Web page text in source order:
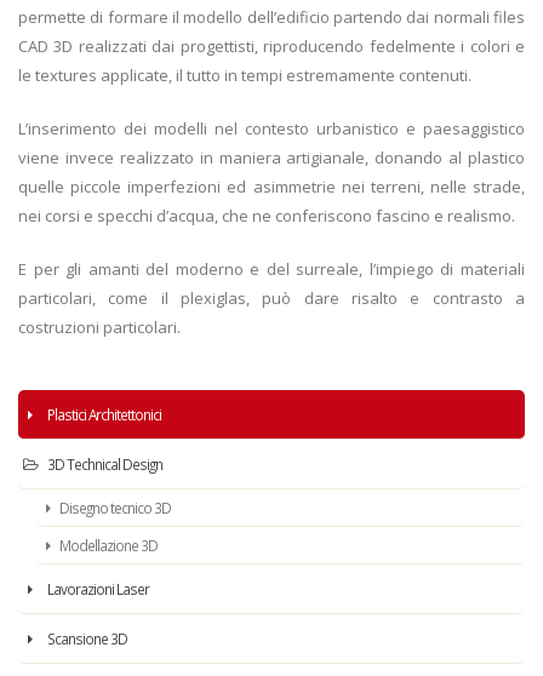
permette di formare il modello dell’edificio partendo dai normali files
CAD 3D realizzati dai progettisti, riproducendo fedelmente i colori e
le textures applicate, il tutto in tempi estremamente contenuti.
L’inserimento dei modelli nel contesto urbanistico e paesaggistico
viene invece realizzato in maniera artigianale, donando al plastico
quelle piccole imperfezioni ed asimmetrie nei terreni, nelle strade,
nei corsi e specchi d’acqua, che ne conferiscono fascino e realismo.
E per gli amanti del moderno e del surreale, l’impiego di materiali
particolari, come il plexiglas, può dare risalto e contrasto a
costruzioni particolari.
Plastici Architettonici
3D Technical Design
Disegno tecnico 3D
Modellazione 3D
Lavorazioni Laser
Scansione 3D